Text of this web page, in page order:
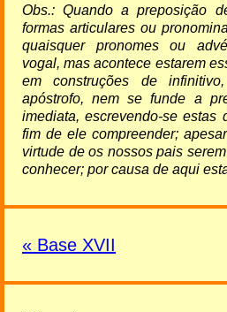
Obs.: Quando a preposição
formas articulares ou
quaisquer pronomes ou
vogal, mas acontece estarem
em construções de
apóstrofo, nem se funde a
imediata, escrevendo-se estas
fim de ele compreender;
virtude de os nossos pais
conhecer; por causa de aqui
« Base XVII